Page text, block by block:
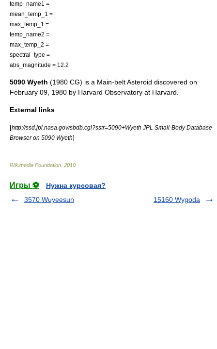
temp_name1 =
mean_temp_1 =
max_temp_1 =
temp_name2 =
max_temp_2 =
spectral_type =
abs_magnitude = 12.2
5090 Wyeth (1980 CG) is a Main-belt Asteroid discovered on
February 09 1980 by Harvard Observatory at Harvard
External links
[http://ssd.jpl.nasa.gov/sbdb.cgi?sstr=5090+Wyeth JPL Small-Body Database
Browser on 5090 Wyeth]
Wikimedia Foundation 2010
Игры ⚽
Нужна курсовая?
3570 Wuyeesun
15160 Wygoda